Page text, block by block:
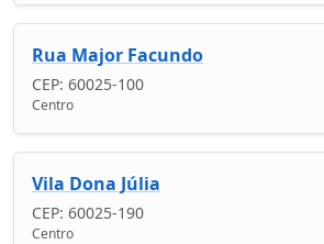
Rua Major Facundo
CEP: 60025-100
Centro
Vila Dona Júlia
CEP: 60025-190
Centro